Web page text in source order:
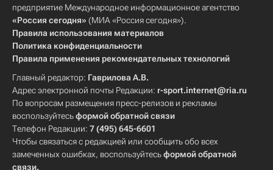
предприятие Международное информационное агентство
«Россия сегодня» (МИА «Россия сегодня»).
Правила использования материалов
Политика конфиденциальности
Правила применения рекомендательных технологий
Главный редактор: Гаврилова А.В.
Адрес электронной почты Редакции: r-sport.internet@ria.ru
По вопросам размещения пресс-релизов и рекламы
воспользуйтесьформой обратной связи
Телефон Редакции: 7 (495) 645-6601
Чтобы связаться с редакцией или сообщить обо всех
замеченных ошибках, воспользуйтесьформой обратной
связи.